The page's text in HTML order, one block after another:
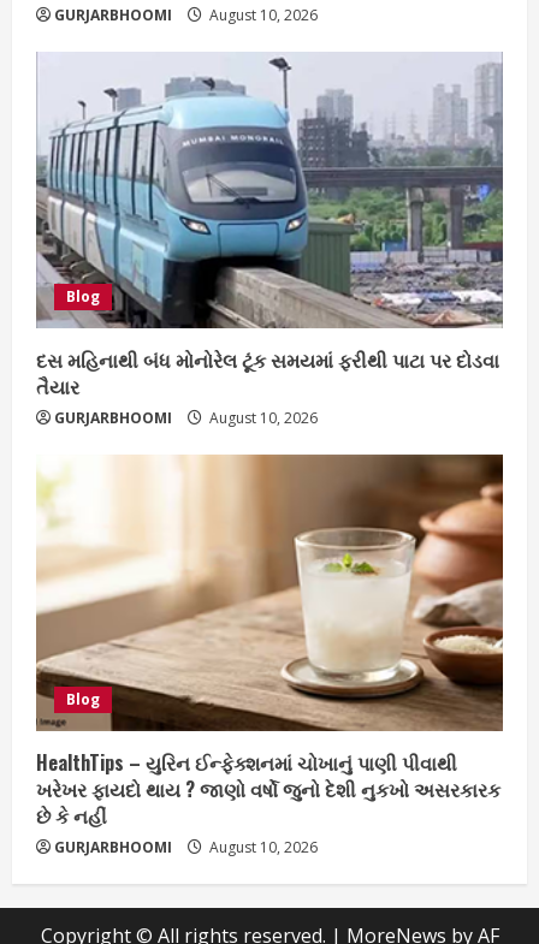
GURJARBHOOMI August 10, 2026
Blog
દસ મહિનાથી બંધ મોનોરેલ ટૂંક સમયમાં ફરીથી પાટા પર દોડવા
તૈયાર
GURJARBHOOMI August 10, 2026
Blog
HealthTips – યુરિન ઈન્ફેક્શનમાં ચોખાનું પાણી પીવાથી
ખરેખર ફાયદો થાય ? જાણો વર્ષો જુનો દેશી નુકખો અસરકારક
છે કે નહીં
GURJARBHOOMI August 10, 2026
Copyright © All rights reserved. | MoreNews by AF